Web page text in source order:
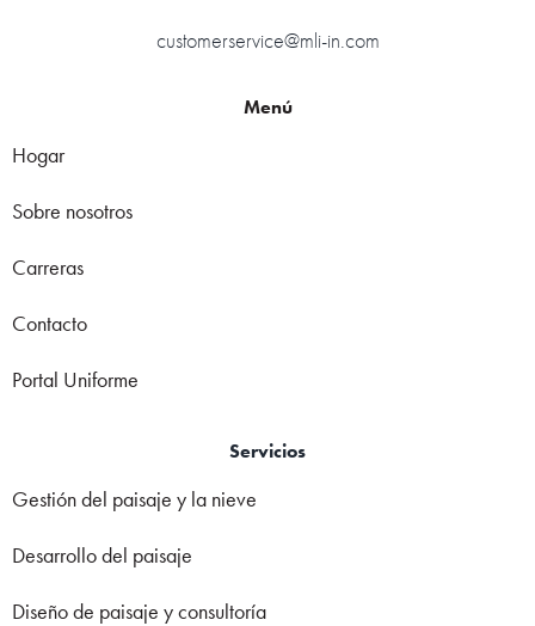
customerservice@mli-in.com
Menú
Hogar
Sobre nosotros
Carreras
Contacto
Portal Uniforme
Servicios
Gestión del paisaje y la nieve
Desarrollo del paisaje
Diseño de paisaje y consultoría